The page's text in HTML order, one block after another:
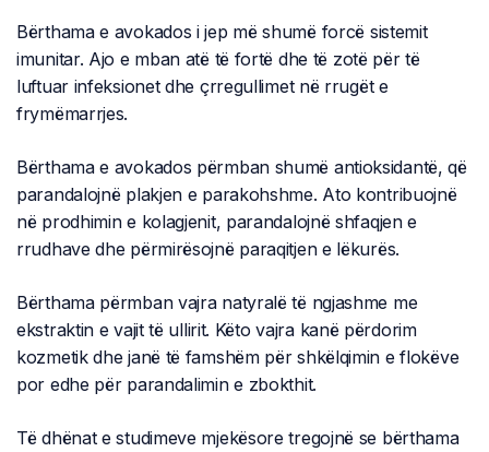
Bërthama e avokados i jep më shumë forcë sistemit
imunitar. Ajo e mban atë të fortë dhe të zotë për të
luftuar infeksionet dhe çrregullimet në rrugët e
frymëmarrjes.
Bërthama e avokados përmban shumë antioksidantë, që
parandalojnë plakjen e parakohshme. Ato kontribuojnë
në prodhimin e kolagjenit, parandalojnë shfaqjen e
rrudhave dhe përmirësojnë paraqitjen e lëkurës.
Bërthama përmban vajra natyralë të ngjashme me
ekstraktin e vajit të ullirit. Këto vajra kanë përdorim
kozmetik dhe janë të famshëm për shkëlqimin e flokëve
por edhe për parandalimin e zbokthit.
Të dhënat e studimeve mjekësore tregojnë se bërthama